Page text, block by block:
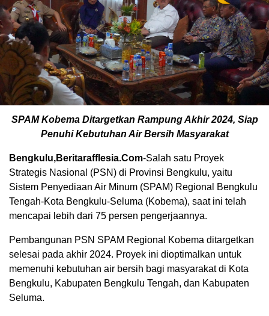
SPAM Kobema Ditargetkan Rampung Akhir 2024, Siap
Penuhi Kebutuhan Air Bersih Masyarakat
Bengkulu,Beritarafflesia.Com-Salah satu Proyek
Strategis Nasional (PSN) di Provinsi Bengkulu, yaitu
Sistem Penyediaan Air Minum (SPAM) Regional Bengkulu
Tengah-Kota Bengkulu-Seluma (Kobema), saat ini telah
mencapai lebih dari 75 persen pengerjaannya.
Pembangunan PSN SPAM Regional Kobema ditargetkan
selesai pada akhir 2024. Proyek ini dioptimalkan untuk
memenuhi kebutuhan air bersih bagi masyarakat di Kota
Bengkulu, Kabupaten Bengkulu Tengah, dan Kabupaten
Seluma.